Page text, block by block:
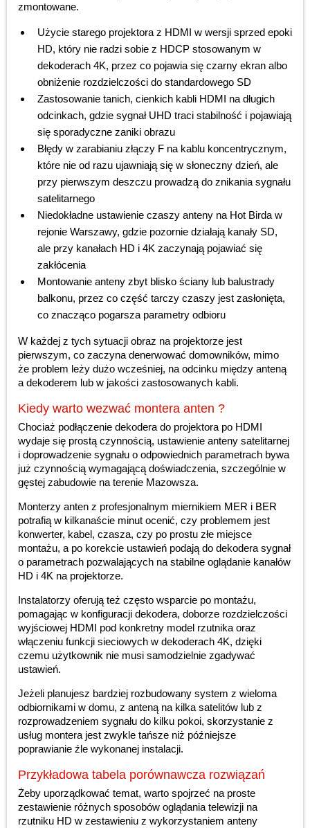
zmontowane.
Użycie starego projektora z HDMI w wersji sprzed epoki
HD, który nie radzi sobie z HDCP stosowanym w
dekoderach 4K, przez co pojawia się czarny ekran albo
obniżenie rozdzielczości do standardowego SD
Zastosowanie tanich, cienkich kabli HDMI na długich
odcinkach, gdzie sygnał UHD traci stabilność i pojawiają
się sporadyczne zaniki obrazu
Błędy w zarabianiu złączy F na kablu koncentrycznym,
które nie od razu ujawniają się w słoneczny dzień, ale
przy pierwszym deszczu prowadzą do znikania sygnału
satelitarnego
Niedokładne ustawienie czaszy anteny na Hot Birda w
rejonie Warszawy, gdzie pozornie działają kanały SD,
ale przy kanałach HD i 4K zaczynają pojawiać się
zakłócenia
Montowanie anteny zbyt blisko ściany lub balustrady
balkonu, przez co część tarczy czaszy jest zasłonięta,
co znacząco pogarsza parametry odbioru
W każdej z tych sytuacji obraz na projektorze jest
pierwszym, co zaczyna denerwować domowników, mimo
że problem leży dużo wcześniej, na odcinku między anteną
a dekoderem lub w jakości zastosowanych kabli.
Kiedy warto wezwać montera anten ?
Chociaż podłączenie dekodera do projektora po HDMI
wydaje się prostą czynnością, ustawienie anteny satelitarnej
i doprowadzenie sygnału o odpowiednich parametrach bywa
już czynnością wymagającą doświadczenia, szczególnie w
gęstej zabudowie na terenie Mazowsza.
Monterzy anten z profesjonalnym miernikiem MER i BER
potrafią w kilkanaście minut ocenić, czy problemem jest
konwerter, kabel, czasza, czy po prostu złe miejsce
montażu, a po korekcie ustawień podają do dekodera sygnał
o parametrach pozwalających na stabilne oglądanie kanałów
HD i 4K na projektorze.
Instalatorzy oferują też często wsparcie po montażu,
pomagając w konfiguracji dekodera, doborze rozdzielczości
wyjściowej HDMI pod konkretny model rzutnika oraz
włączeniu funkcji sieciowych w dekoderach 4K, dzięki
czemu użytkownik nie musi samodzielnie zgadywać
ustawień.
Jeżeli planujesz bardziej rozbudowany system z wieloma
odbiornikami w domu, z anteną na kilka satelitów lub z
rozprowadzeniem sygnału do kilku pokoi, skorzystanie z
usług montera jest zwykle tańsze niż późniejsze
poprawianie źle wykonanej instalacji.
Przykładowa tabela porównawcza rozwiązań
Żeby uporządkować temat, warto spojrzeć na proste
zestawienie różnych sposobów oglądania telewizji na
rzutniku HD w zestawieniu z wykorzystaniem anteny